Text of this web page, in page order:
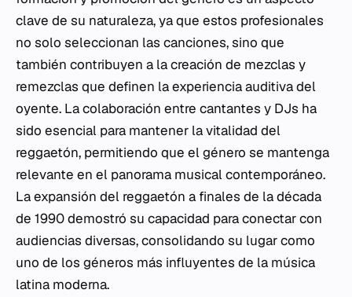
clave de su naturaleza, ya que estos profesionales
no solo seleccionan las canciones, sino que
también contribuyen a la creación de mezclas y
remezclas que definen la experiencia auditiva del
oyente. La colaboración entre cantantes y DJs ha
sido esencial para mantener la vitalidad del
reggaetón, permitiendo que el género se mantenga
relevante en el panorama musical contemporáneo.
La expansión del reggaetón a finales de la década
de 1990 demostró su capacidad para conectar con
audiencias diversas, consolidando su lugar como
uno de los géneros más influyentes de la música
latina moderna.